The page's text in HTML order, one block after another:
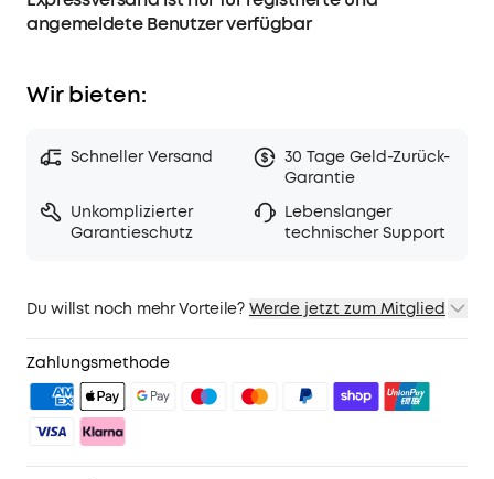
angemeldete Benutzer verfügbar
Wir bieten:
Schneller Versand
30 Tage Geld-Zurück-
Garantie
Unkomplizierter
Garantieschutz
Lebenslanger
technischer Support
Du willst noch mehr Vorteile? Werde jetzt zum Mitglied
2. Mitglieder-Preise für ausgewähte Produkte
3. Geburtstagsgeschenk
4. Weitere Vorteile mit soundcoreCredits
Mehr erfahren
Zahlungsmethode